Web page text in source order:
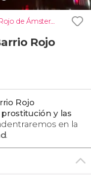
Barrio Rojo de Ámsterdam
Rojo
Rojo
y las
en la
.